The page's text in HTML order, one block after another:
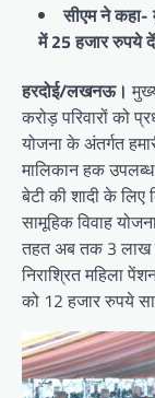
सीएम ने कहा-
में 25 हजार रुपये
हरदोई/लखनऊ।
करोड़ परिवारों को
योजना के अंतर्गत
मालिकान हक
बेटी की शादी के लिए
सामूहिक विवाह
तहत अब तक 3 लाख
निराश्रित महिला
को 12 हजार रुपये